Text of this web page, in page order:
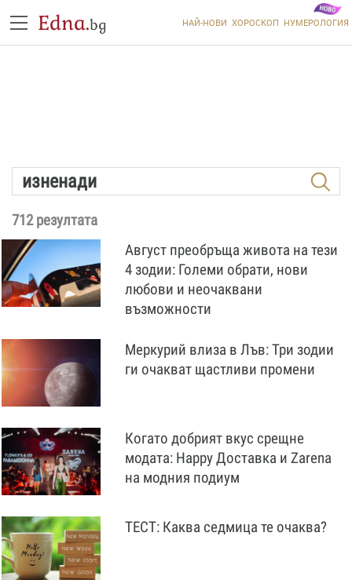
Edna.bg НАЙ-НОВИ ХОРОСКОП НУМЕРОЛОГИЯ
712 резултата
Август преобръща живота на тези
4 зодии: Големи обрати, нови
любови и неочаквани
възможности
Меркурий влиза в Лъв: Три зодии
ги очакват щастливи промени
Когато добрият вкус срещне
модата: Happy Доставка и Zarena
на модния подиум
ТЕСТ: Каква седмица те очаква?